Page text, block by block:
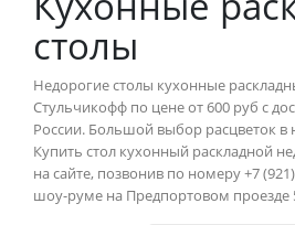
столы
Недорогие столы кухонные
Стульчикофф по цене от 600 руб с
России. Большой выбор расцветок в
Купить стол кухонный раскладной
на сайте, позвонив по номеру +7
шоу-руме на Предпортовом проезде